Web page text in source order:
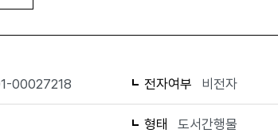
00027218 전자여부 비전자
형태 도서간행물